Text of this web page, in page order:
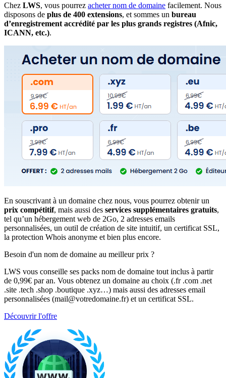
Chez LWS, vous pourrez acheter nom de domaine facilement. Nous
disposons de plus de 400 extensions, et sommes un bureau
d’enregistrement accrédité par les plus grands registres (Afnic,
ICANN, etc.).
En souscrivant à un domaine chez nous, vous pourrez obtenir un
prix compétitif, mais aussi des services supplémentaires gratuits,
tel qu’un hébergement web de 2Go, 2 adresses emails
personnalisées, un outil de création de site intuitif, un certificat SSL,
la protection Whois anonyme et bien plus encore.
Besoin d'un nom de domaine au meilleur prix ?
LWS vous conseille ses packs nom de domaine tout inclus à partir
de 0,99€ par an. Vous obtenez un domaine au choix (.fr .com .net
.site .tech .shop .boutique .xyz…) mais aussi des adresses email
personnalisées (mail@votredomaine.fr) et un certificat SSL.
Découvrir l'offre